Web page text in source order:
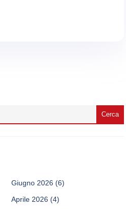
Giugno 2026 (6)
Aprile 2026 (4)